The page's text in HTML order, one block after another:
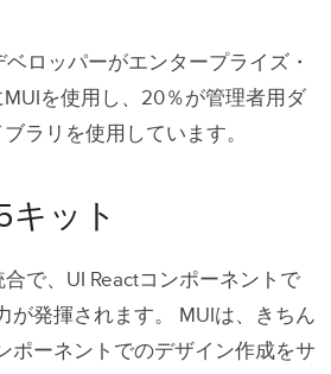
ロッパーがエンタープライズ・
を使用し、20％が管理者用ダ
ラリを使用しています。
キット
で、UI Reactコンポーネントで
発揮されます。
MUIは、きちん
ポーネントでのデザイン作成をサ